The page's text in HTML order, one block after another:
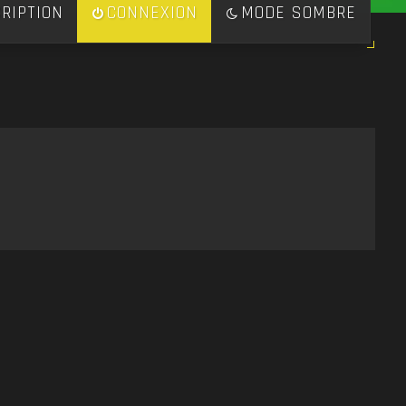
MODE SOMBRE
CONNEXION